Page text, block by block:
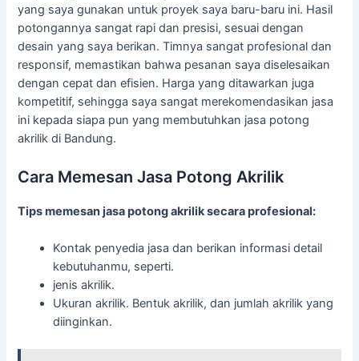
yang saya gunakan untuk proyek saya baru-baru ini. Hasil
potongannya sangat rapi dan presisi, sesuai dengan
desain yang saya berikan. Timnya sangat profesional dan
responsif, memastikan bahwa pesanan saya diselesaikan
dengan cepat dan efisien. Harga yang ditawarkan juga
kompetitif, sehingga saya sangat merekomendasikan jasa
ini kepada siapa pun yang membutuhkan jasa potong
akrilik di Bandung.
Cara Memesan Jasa Potong Akrilik
Tips memesan jasa potong akrilik secara profesional:
Kontak penyedia jasa dan berikan informasi detail
kebutuhanmu, seperti.
jenis akrilik.
Ukuran akrilik. Bentuk akrilik, dan jumlah akrilik yang
diinginkan.